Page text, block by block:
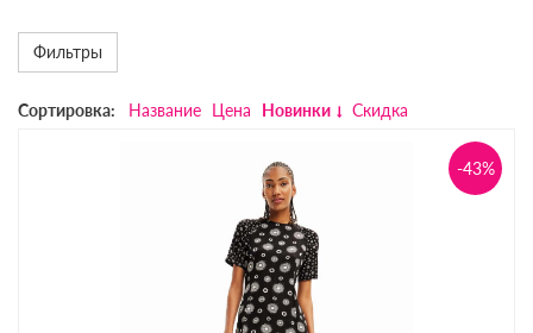
Фильтры
Сортировка: Название Цена Новинки Скидка
-43%